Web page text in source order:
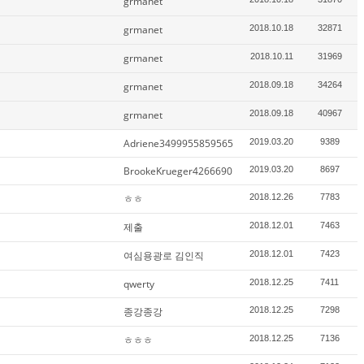
grmanet 2018.10.18 32871
grmanet 2018.10.11 31969
grmanet 2018.09.18 34264
grmanet 2018.09.18 40967
Adriene3499955859565 2019.03.20 9389
BrookeKrueger4266690 2019.03.20 8697
ㅎㅎ 2018.12.26 7783
제출 2018.12.01 7463
여심용광로 김인직 2018.12.01 7423
qwerty 2018.12.25 7411
종강종강 2018.12.25 7298
ㅎㅎㅎ 2018.12.25 7136